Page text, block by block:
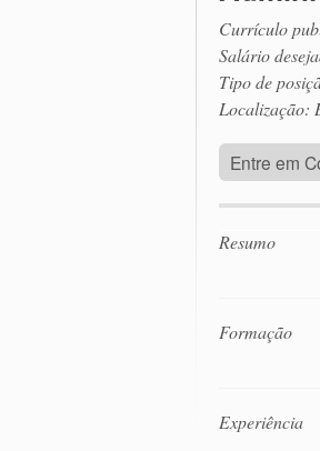
Currículo
Salário
Tipo de
Localização:
Entre em
Resumo
Formação
Experiência